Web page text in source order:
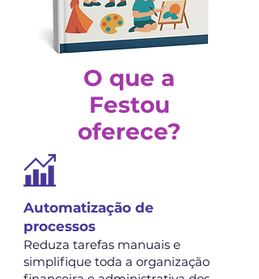
O que a
Festou
oferece?
Automatização de
processos
Reduza tarefas manuais e
simplifique toda a organização